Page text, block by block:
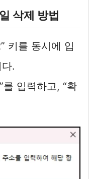
삭제 방법
키를 동시에 입
.
를 입력하고, “확